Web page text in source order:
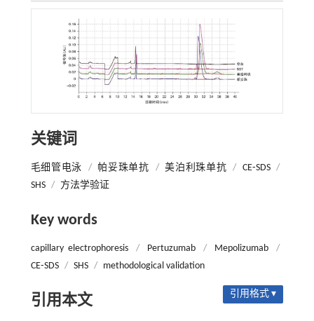
关键词
毛细管电泳 / 帕妥珠单抗 / 美泊利珠单抗 / CE⁃SDS /
SHS / 方法学验证
Key words
capillary electrophoresis / Pertuzumab / Mepolizumab
/
CE⁃SDS / SHS / methodological validation
引用本文 引用格式 ▾